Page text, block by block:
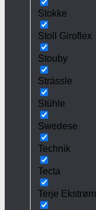
Stokke
Stoll Giroflex
Stouby
Strässle
Stühle
Swedese
Technik
Tecta
Terje Ekstrøm